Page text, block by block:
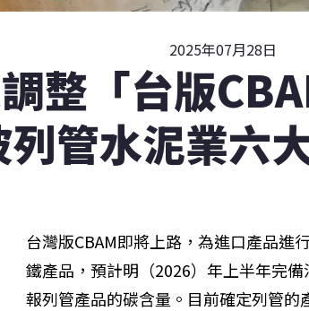
2025年07月28日
整「台版
列管水泥業六
台灣版CBAM即將上路，為進口產品進
鐵產品，預計明（2026）年上半年完
報列管產品的碳含量。目前確定列管